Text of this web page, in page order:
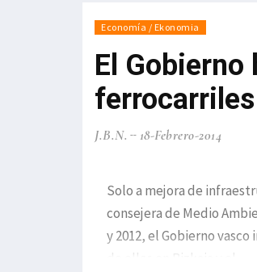
Economía / Ekonomia
El
J.B.N. 18-Febrero-2014
Solo a mejora de
consejera de Medio
y 2012, el Gobierno
de ellos en Bizkaia y el